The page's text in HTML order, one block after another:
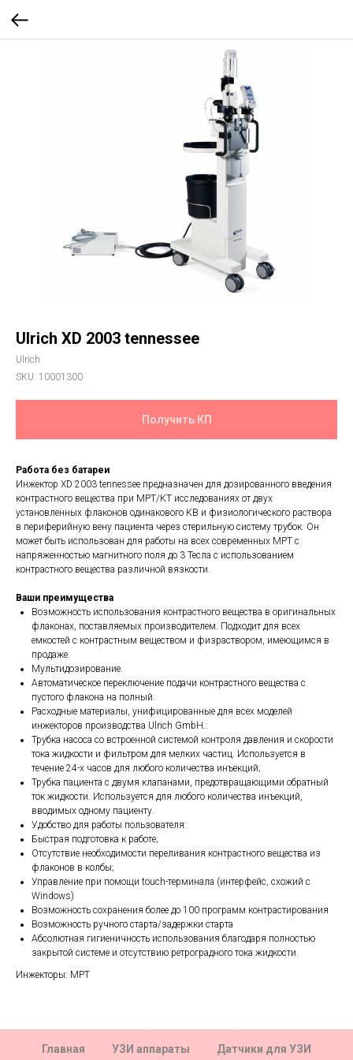
Ulrich XD 2003 tennessee
Ulrich
SKU: 10001300
Получить КП
Работа без батареи
Инжектор XD 2003 tennessee предназначен для дозированного введения
контрастного вещества при МРТ/КТ исследованиях от двух
установленных флаконов одинакового КВ и физиологического раствора
в периферийную вену пациента через стерильную систему трубок. Он
может быть использован для работы на всех современных МРТ с
напряженностью магнитного поля до 3 Тесла с использованием
контрастного вещества различной вязкости.
Ваши преимущества
Возможность использования контрастного вещества в оригинальных
флаконах, поставляемых производителем. Подходит для всех
емкостей с контрастным веществом и физраствором, имеющимся в
продаже.
Мультидозирование.
Автоматическое переключение подачи контрастного вещества с
пустого флакона на полный.
Расходные материалы, унифицированные для всех моделей
инжекторов производства Ulrich GmbH.:
Трубка насоса со встроенной системой контроля давления и скорости
тока жидкости и фильтром для мелких частиц. Используется в
течение 24-х часов для любого количества инъекций;
Трубка пациента с двумя клапанами, предотвращающими обратный
ток жидкости. Используется для любого количества инъекций,
вводимых одному пациенту.
Удобство для работы пользователя:
Быстрая подготовка к работе;
Отсутствие необходимости переливания контрастного вещества из
флаконов в колбы;
Управление при помощи touch-терминала (интерфейс, схожий с
Windows)
Возможность сохранения более до 100 программ контрастирования
Возможность ручного старта/задержки старта
Абсолютная гигиеничность использования благодаря полностью
закрытой системе и отсутствию ретроградного тока жидкости.
Инжекторы: МРТ
Главная УЗИ аппараты Датчики для УЗИ